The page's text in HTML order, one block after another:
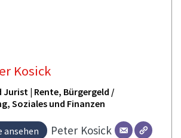
Kosick
| Rente, Bürgergeld /
Soziales und Finanzen
ansehen Peter Kosick